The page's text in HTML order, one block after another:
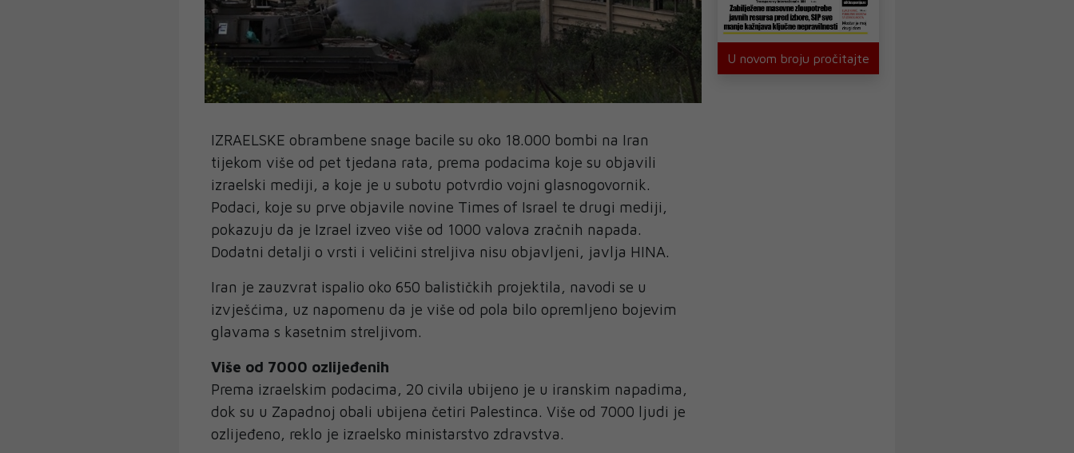
IZRAELSKE obrambene snage bacile su oko 18.000 bombi na Iran
tijekom više od pet tjedana rata, prema podacima koje su objavili
izraelski mediji, a koje je u subotu potvrdio vojni glasnogovornik.
Podaci, koje su prve objavile novine Times of Israel te drugi mediji,
pokazuju da je Izrael izveo više od 1000 valova zračnih napada.
Dodatni detalji o vrsti i veličini streljiva nisu objavljeni, javlja HINA.
Iran je zauzvrat ispalio oko 650 balističkih projektila, navodi se u
izvješćima, uz napomenu da je više od pola bilo opremljeno bojevim
glavama s kasetnim streljivom.
Više od 7000 ozlijeđenih
Prema izraelskim podacima, 20 civila ubijeno je u iranskim napadima,
dok su u Zapadnoj obali ubijena četiri Palestinca. Više od 7000 ljudi je
ozlijeđeno, reklo je izraelsko ministarstvo zdravstva.
U novom broju pročitajte